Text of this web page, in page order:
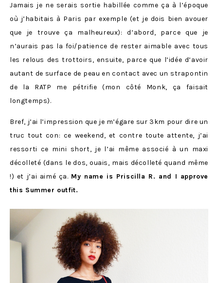
Jamais je ne serais sortie habillée comme ça à l’époque
où j’habitais à Paris par exemple (et je dois bien avouer
que je trouve ça malheureux): d’abord, parce que je
n’aurais pas la foi/patience de rester aimable avec tous
les relous des trottoirs, ensuite, parce que l’idée d’avoir
autant de surface de peau en contact avec un strapontin
de la RATP me pétrifie (mon côté Monk, ça faisait
longtemps).
Bref, j’ai l’impression que je m’égare sur 3km pour dire un
truc tout con: ce weekend, et contre toute attente, j’ai
ressorti ce mini short, je l’ai même associé à un maxi
décolleté (dans le dos, ouais, mais décolleté quand même
!) et j’ai aimé ça. My name is Priscilla R. and I approve
this Summer outfit.